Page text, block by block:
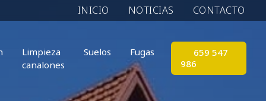
INICIO NOTICIAS CONTACTO
Limpieza
canalones
Suelos Fugas
659 547
986